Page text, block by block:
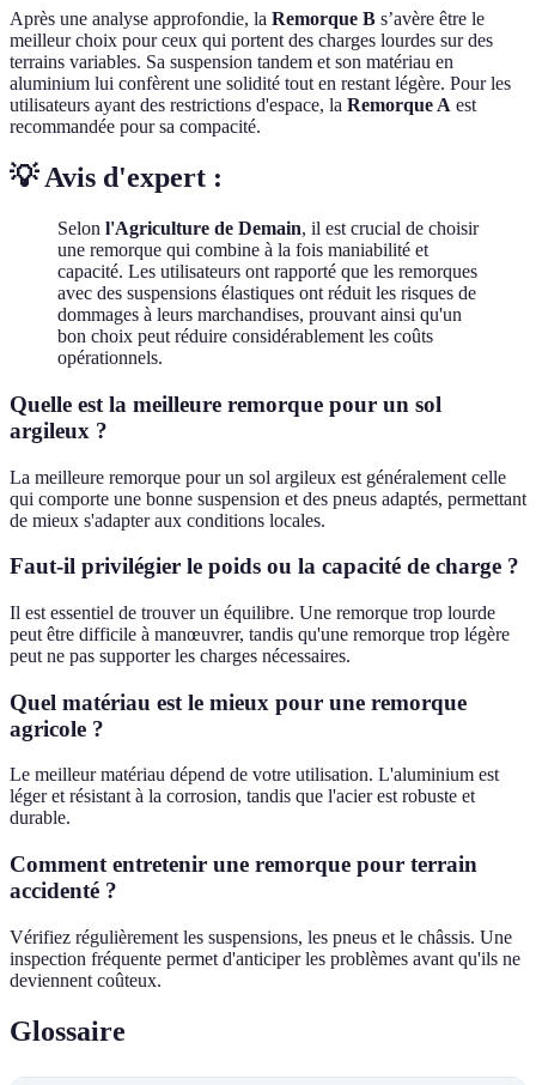
Après une analyse approfondie, la Remorque B s’avère être le
meilleur choix pour ceux qui portent des charges lourdes sur des
terrains variables. Sa suspension tandem et son matériau en
aluminium lui confèrent une solidité tout en restant légère. Pour les
utilisateurs ayant des restrictions d'espace, la Remorque A est
recommandée pour sa compacité.
💡 Avis d'expert :
Selon l'Agriculture de Demain, il est crucial de choisir
une remorque qui combine à la fois maniabilité et
capacité. Les utilisateurs ont rapporté que les remorques
avec des suspensions élastiques ont réduit les risques de
dommages à leurs marchandises, prouvant ainsi qu'un
bon choix peut réduire considérablement les coûts
opérationnels.
Quelle est la meilleure remorque pour un sol
argileux ?
La meilleure remorque pour un sol argileux est généralement celle
qui comporte une bonne suspension et des pneus adaptés, permettant
de mieux s'adapter aux conditions locales.
Faut-il privilégier le poids ou la capacité de charge ?
Il est essentiel de trouver un équilibre. Une remorque trop lourde
peut être difficile à manœuvrer, tandis qu'une remorque trop légère
peut ne pas supporter les charges nécessaires.
Quel matériau est le mieux pour une remorque
agricole ?
Le meilleur matériau dépend de votre utilisation. L'aluminium est
léger et résistant à la corrosion, tandis que l'acier est robuste et
durable.
Comment entretenir une remorque pour terrain
accidenté ?
Vérifiez régulièrement les suspensions, les pneus et le châssis. Une
inspection fréquente permet d'anticiper les problèmes avant qu'ils ne
deviennent coûteux.
Glossaire